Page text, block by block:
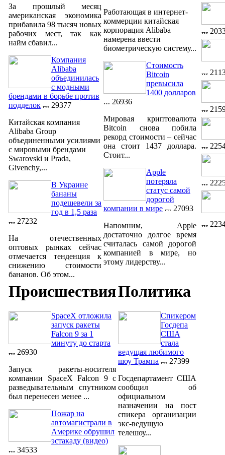
За прошлый месяц
американская экономика
прибавила 98 тысяч новых
рабочих мест, так как
найм сбавил...
Компания
Alibaba
объединилась
с модными
брендами в борьбе против
подделок
29377
Китайская компания
Alibaba Group
объединенными усилиями
с мировыми брендами
Swarovski и Prada,
Givenchy,...
В Украине
бананы
подешевели за
год в 1,5 раза
27232
На отечественных
оптовых рынках сейчас
отмечается тенденция к
снижению стоимости
бананов. Об этом...
Работающая в интернет-
коммерции китайская
корпорация Alibaba
намерена ввести
биометрическую систему...
Стоимость
Bitcoin
превысила
1400 долларов
26936
Мировая криптовалюта
Bitcoin снова побила
рекорд стоимости – сейчас
она стоит 1437 доллара.
Стоит...
Apple
потеряла
статус самой
дорогой
компании в мире
27093
Напомним, Apple
достаточно долгое время
считалась самой дорогой
компанией в мире, но
этому лидерству...
Происшествия
SpaceX отложила
запуск ракеты
Falcon 9 за 1
минуту до старта
26930
Запуск ракеты-носителя
компании SpaceX Falcon 9 с
разведывательным спутником
был перенесен менее ...
Пожар на
автомагистрали в
Америке обрушил
эстакаду (видео)
34533
Политика
Спикером
Госдепа
США
стала
ведущая любимого
шоу Трампа
27399
Госдепартамент США
сообщил об
официальном
назначении на пост
спикера организации
экс-ведущую
телешоу...